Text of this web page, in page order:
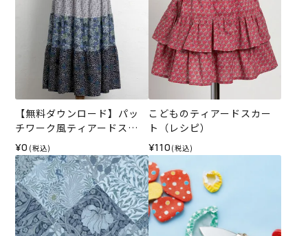
【無料ダウンロード】パッ
チワーク風ティアードスカ
ート（レシピ）
¥0 (税込)
こどものティアードスカー
ト（レシピ）
¥110 (税込)